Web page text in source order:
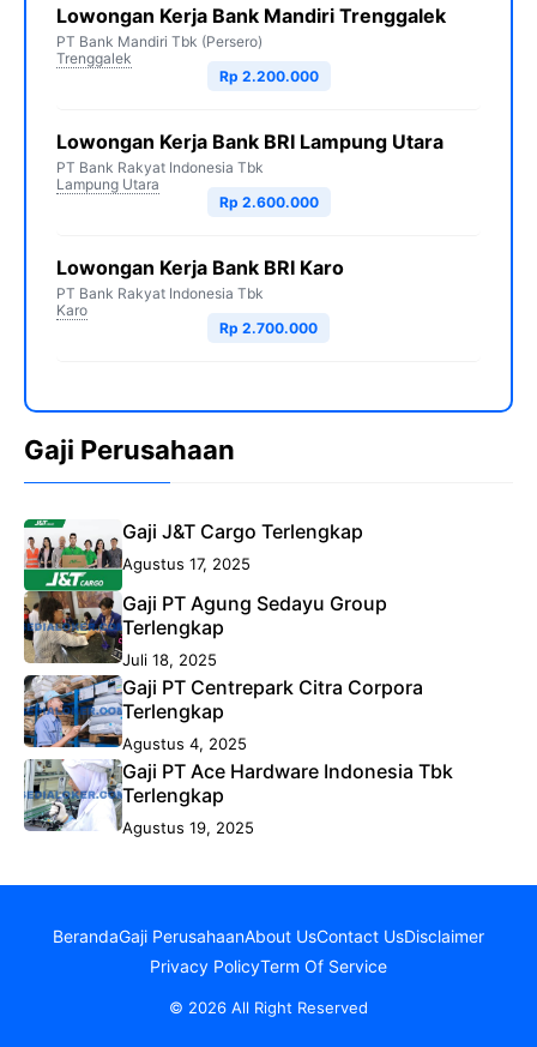
Lowongan Kerja Bank Mandiri Trenggalek
PT Bank Mandiri Tbk (Persero)
Trenggalek
Rp 2.200.000
Lowongan Kerja Bank BRI Lampung Utara
PT Bank Rakyat Indonesia Tbk
Lampung Utara
Rp 2.600.000
Lowongan Kerja Bank BRI Karo
PT Bank Rakyat Indonesia Tbk
Karo
Rp 2.700.000
Gaji Perusahaan
Gaji J&T Cargo Terlengkap
Agustus 17, 2025
Gaji PT Agung Sedayu Group
Terlengkap
Juli 18, 2025
Gaji PT Centrepark Citra Corpora
Terlengkap
Agustus 4, 2025
Gaji PT Ace Hardware Indonesia Tbk
Terlengkap
Agustus 19, 2025
BerandaGaji PerusahaanAbout UsContact UsDisclaimer
Privacy PolicyTerm Of Service
© 2026 All Right Reserved